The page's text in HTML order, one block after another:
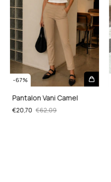
-67%
Pantalon Vani Camel
€20,70 €62,09